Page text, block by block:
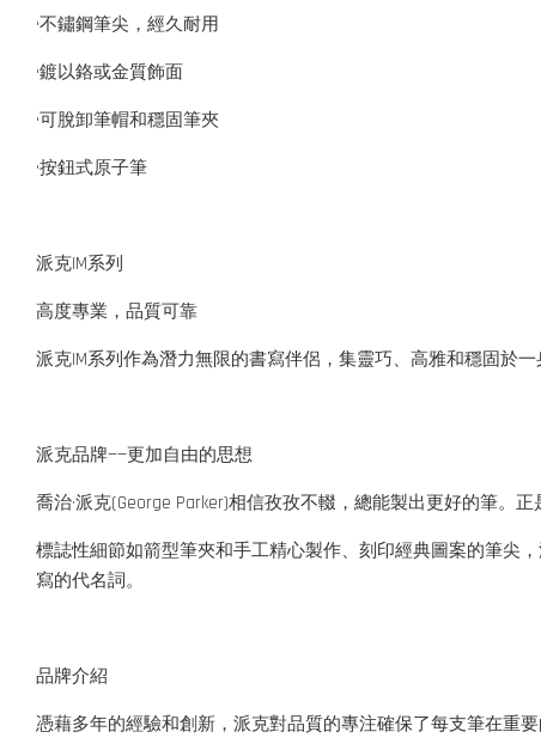
•不鏽鋼筆尖，經久耐用
•鍍以鉻或金質飾面
•可脫卸筆帽和穩固筆夾
•按鈕式原子筆
派克IM系列
高度專業，品質可靠
派克IM系列作為潛力無限的書寫伴侶，集靈巧、高雅和穩固於
派克品牌——更加自由的思想
喬治·派克(George Parker)相信孜孜不輟，總能製出更好的筆。
標誌性細節如箭型筆夾和手工精心製作、刻印經典圖案的筆尖
寫的代名詞。
品牌介紹
憑藉多年的經驗和創新，派克對品質的專注確保了每支筆在重